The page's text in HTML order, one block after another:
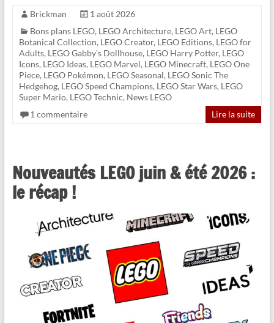
Brickman
1 août 2026
Bons plans LEGO, LEGO Architecture, LEGO Art, LEGO
Botanical Collection, LEGO Creator, LEGO Editions, LEGO for
Adults, LEGO Gabby's Dollhouse, LEGO Harry Potter, LEGO
Icons, LEGO Ideas, LEGO Marvel, LEGO Minecraft, LEGO One
Piece, LEGO Pokémon, LEGO Seasonal, LEGO Sonic The
Hedgehog, LEGO Speed Champions, LEGO Star Wars, LEGO
Super Mario, LEGO Technic, News LEGO
1 commentaire
Lire la suite
Nouveautés LEGO juin & été 2026 :
le récap !